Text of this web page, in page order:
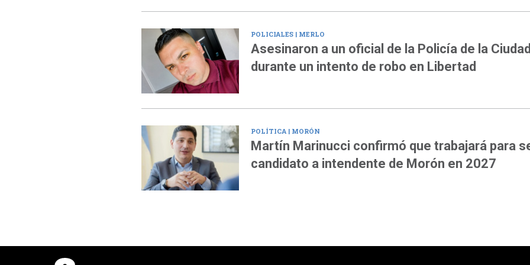
POLICIALES | MERLO
Asesinaron a un oficial de la Policía de la
durante un intento de robo en Libertad
POLÍTICA | MORÓN
Martín Marinucci confirmó que trabajará para
candidato a intendente de Morón en 2027